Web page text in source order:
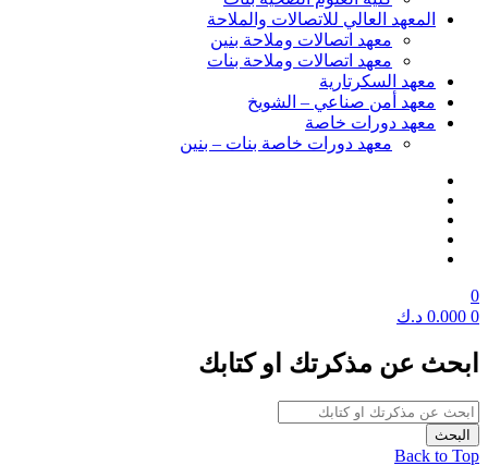
المعهد العالي للاتصالات والملاحة
معهد اتصالات وملاحة بنين
معهد اتصالات وملاحة بنات
معهد السكرتارية
معهد أمن صناعي – الشويخ
معهد دورات خاصة
معهد دورات خاصة بنات – بنين
0
0
0.000 د.ك
ابحث عن مذكرتك او كتابك
Back to Top